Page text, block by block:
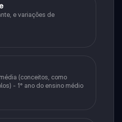
e variações de
(conceitos, como
- 1° ano do ensino médio